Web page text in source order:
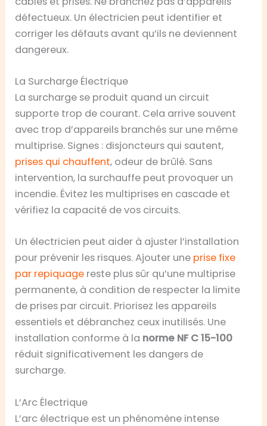
défectueux. Un électricien peut identifier et
corriger les défauts avant qu’ils ne deviennent
dangereux.
La Surcharge Électrique
La surcharge se produit quand un circuit
supporte trop de courant. Cela arrive souvent
avec trop d’appareils branchés sur une même
multiprise. Signes : disjoncteurs qui sautent,
prises qui chauffent, odeur de brûlé. Sans
intervention, la surchauffe peut provoquer un
incendie. Évitez les multiprises en cascade et
vérifiez la capacité de vos circuits.
Un électricien peut aider à ajuster l’installation
pour prévenir les risques. Ajouter une prise fixe
par repiquage reste plus sûr qu’une multiprise
permanente, à condition de respecter la limite
de prises par circuit. Priorisez les appareils
essentiels et débranchez ceux inutilisés. Une
installation conforme à la norme NF C 15-100
réduit significativement les dangers de
surcharge.
L’Arc Électrique
L’arc électrique est un phénomène intense